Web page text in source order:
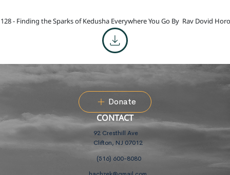
- Finding the Sparks of Kedusha Everywhere You Go By Rav Dovid
Donate
CONTACT
92 Cresthill Ave
Clifton, NJ 07012
(516) 600-8080